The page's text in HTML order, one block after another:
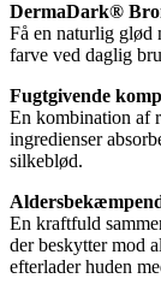
DermaDark®
Få en naturlig glød
farve ved daglig
Fugtgivende
En kombination af
ingredienser
silkeblød.
En kraftfuld
der beskytter mod
efterlader huden